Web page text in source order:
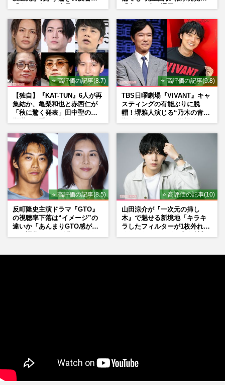
⭐ 高評価の記事(8.7)
【独自】『KAT-TUN』6人が再
集結か、亀梨和也と赤西仁が
「秋に驚く発表」田中聖の刑
⭐ 高評価の記事(9.8)
TBS日曜劇場『VIVANT』キャ
スティングの有能ぶりに脱
帽！堺雅人演じる“乃木の青年
マン長男・櫻井海音だった
⭐ 高評価の記事(8.5)
反町隆史主演ドラマ『GTO』
の視聴率下落は“イメージ”の
違いか「あんまりGTO感がな
⭐ 高評価の記事(10)
山田涼介が『一次元の挿し
木』で魅せる新境地「キラキ
ラしたフィルターが1枚外れて